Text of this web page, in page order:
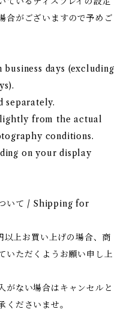
合がございますので予めご
days (excluding
separately.
from the actual
conditions.
on your display
ついて / Shipping for
上お買い上げの場合、商
いただくようお願い申し上
がない場合はキャンセルと
くださいませ。